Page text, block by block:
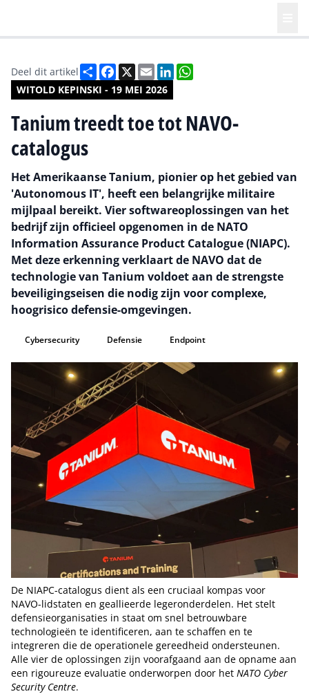
WITOLD KEPINSKI - 19 MEI 2026
Deel dit artikel DeelFacebook
X EmailLinkedIn
Tanium treedt toe tot NAVO-
catalogus
Het Amerikaanse Tanium, pionier op het gebied van
'Autonomous IT', heeft een belangrijke militaire
mijlpaal bereikt. Vier softwareoplossingen van het
bedrijf zijn officieel opgenomen in de NATO
Information Assurance Product Catalogue (NIAPC).
Met deze erkenning verklaart de NAVO dat de
technologie van Tanium voldoet aan de strengste
beveiligingseisen die nodig zijn voor complexe,
hoogrisico defensie-omgevingen.
Cybersecurity Defensie Endpoint
De NIAPC-catalogus dient als een cruciaal kompas voor
NAVO-lidstaten en geallieerde legeronderdelen. Het stelt
defensieorganisaties in staat om snel betrouwbare
technologieën te identificeren, aan te schaffen en te
integreren die de operationele gereedheid ondersteunen.
Alle vier de oplossingen zijn voorafgaand aan de opname aan
een rigoureuze evaluatie onderworpen door het NATO Cyber
Security Centre.